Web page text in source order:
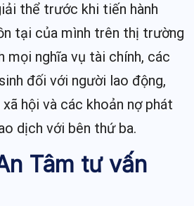
thể trước khi tiến hành
tại của mình trên thị trường
mọi nghĩa vụ tài chính, các
đối với người lao động,
hội và các khoản nợ phát
dịch với bên thứ ba.
Tâm tư vấn